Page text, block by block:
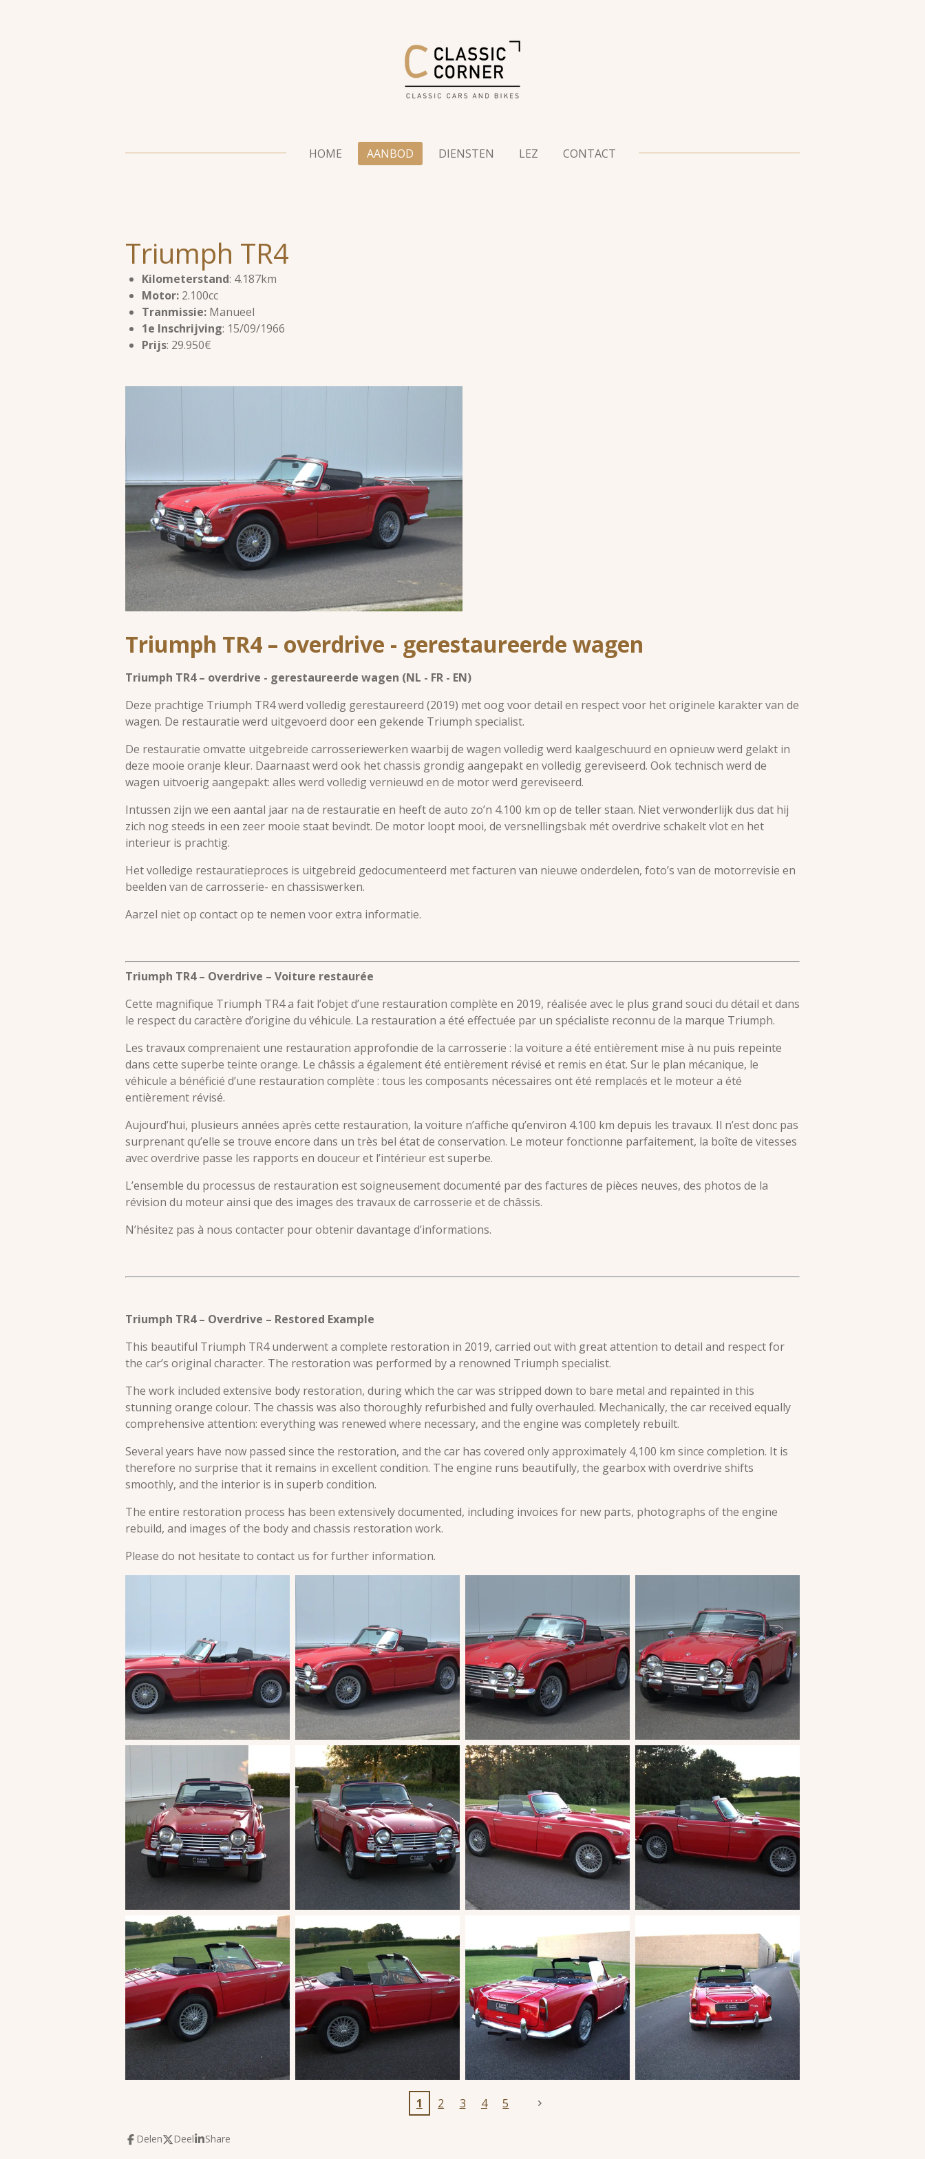
HOME AANBOD DIENSTEN LEZ CONTACT
Triumph TR4
Kilometerstand: 4.187km
Motor: 2.100cc
Tranmissie: Manueel
1e Inschrijving: 15/09/1966
Prijs: 29.950€
Triumph TR4 – overdrive - gerestaureerde wagen
Triumph TR4 – overdrive - gerestaureerde wagen (NL - FR - EN)
Deze prachtige Triumph TR4 werd volledig gerestaureerd (2019) met oog voor detail en respect voor het originele karakter van de
wagen. De restauratie werd uitgevoerd door een gekende Triumph specialist.
De restauratie omvatte uitgebreide carrosseriewerken waarbij de wagen volledig werd kaalgeschuurd en opnieuw werd gelakt in
deze mooie oranje kleur. Daarnaast werd ook het chassis grondig aangepakt en volledig gereviseerd. Ook technisch werd de
wagen uitvoerig aangepakt: alles werd volledig vernieuwd en de motor werd gereviseerd.
Intussen zijn we een aantal jaar na de restauratie en heeft de auto zo’n 4.100 km op de teller staan. Niet verwonderlijk dus dat hij
zich nog steeds in een zeer mooie staat bevindt. De motor loopt mooi, de versnellingsbak mét overdrive schakelt vlot en het
interieur is prachtig.
Het volledige restauratieproces is uitgebreid gedocumenteerd met facturen van nieuwe onderdelen, foto’s van de motorrevisie en
beelden van de carrosserie- en chassiswerken.
Aarzel niet op contact op te nemen voor extra informatie.
Triumph TR4 – Overdrive – Voiture restaurée
Cette magnifique Triumph TR4 a fait l’objet d’une restauration complète en 2019, réalisée avec le plus grand souci du détail et dans
le respect du caractère d’origine du véhicule. La restauration a été effectuée par un spécialiste reconnu de la marque Triumph.
Les travaux comprenaient une restauration approfondie de la carrosserie : la voiture a été entièrement mise à nu puis repeinte
dans cette superbe teinte orange. Le châssis a également été entièrement révisé et remis en état. Sur le plan mécanique, le
véhicule a bénéficié d’une restauration complète : tous les composants nécessaires ont été remplacés et le moteur a été
entièrement révisé.
Aujourd’hui, plusieurs années après cette restauration, la voiture n’affiche qu’environ 4.100 km depuis les travaux. Il n’est donc pas
surprenant qu’elle se trouve encore dans un très bel état de conservation. Le moteur fonctionne parfaitement, la boîte de vitesses
avec overdrive passe les rapports en douceur et l’intérieur est superbe.
L’ensemble du processus de restauration est soigneusement documenté par des factures de pièces neuves, des photos de la
révision du moteur ainsi que des images des travaux de carrosserie et de châssis.
N’hésitez pas à nous contacter pour obtenir davantage d’informations.
Triumph TR4 – Overdrive – Restored Example
This beautiful Triumph TR4 underwent a complete restoration in 2019, carried out with great attention to detail and respect for
the car’s original character. The restoration was performed by a renowned Triumph specialist.
The work included extensive body restoration, during which the car was stripped down to bare metal and repainted in this
stunning orange colour. The chassis was also thoroughly refurbished and fully overhauled. Mechanically, the car received equally
comprehensive attention: everything was renewed where necessary, and the engine was completely rebuilt.
Several years have now passed since the restoration, and the car has covered only approximately 4,100 km since completion. It is
therefore no surprise that it remains in excellent condition. The engine runs beautifully, the gearbox with overdrive shifts
smoothly, and the interior is in superb condition.
The entire restoration process has been extensively documented, including invoices for new parts, photographs of the engine
rebuild, and images of the body and chassis restoration work.
Please do not hesitate to contact us for further information.
1 2 3 4 5
Delen Deel Share